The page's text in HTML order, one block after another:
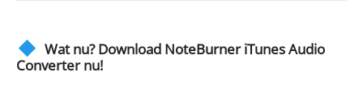
Wat nu? Download NoteBurner iTunes Audio
Converter nu!